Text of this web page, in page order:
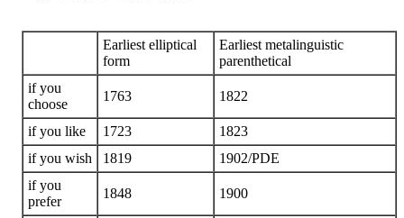
Earliest elliptical
form
Earliest metalinguistic
parenthetical
if you
choose
1763 1822
if you like 1723
1823
if you wish
1819
1902/PDE
if you
prefer
1848 1900